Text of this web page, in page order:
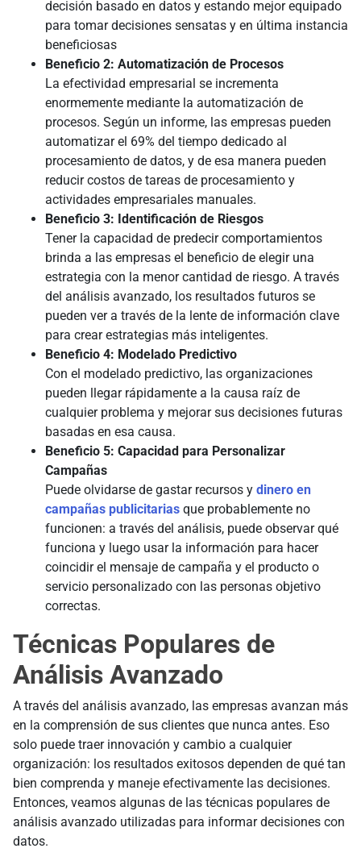
decisión basado en datos y estando mejor equipado
para tomar decisiones sensatas y en última instancia
beneficiosas
Beneficio 2: Automatización de Procesos
La efectividad empresarial se incrementa
enormemente mediante la automatización de
procesos. Según un informe, las empresas pueden
automatizar el 69% del tiempo dedicado al
procesamiento de datos, y de esa manera pueden
reducir costos de tareas de procesamiento y
actividades empresariales manuales.
Beneficio 3: Identificación de Riesgos
Tener la capacidad de predecir comportamientos
brinda a las empresas el beneficio de elegir una
estrategia con la menor cantidad de riesgo. A través
del análisis avanzado, los resultados futuros se
pueden ver a través de la lente de información clave
para crear estrategias más inteligentes.
Beneficio 4: Modelado Predictivo
Con el modelado predictivo, las organizaciones
pueden llegar rápidamente a la causa raíz de
cualquier problema y mejorar sus decisiones futuras
basadas en esa causa.
Beneficio 5: Capacidad para Personalizar
Campañas
Puede olvidarse de gastar recursos y dinero en
campañas publicitarias que probablemente no
funcionen: a través del análisis, puede observar qué
funciona y luego usar la información para hacer
coincidir el mensaje de campaña y el producto o
servicio personalizado con las personas objetivo
correctas.
Técnicas Populares de
Análisis Avanzado
A través del análisis avanzado, las empresas avanzan más
en la comprensión de sus clientes que nunca antes. Eso
solo puede traer innovación y cambio a cualquier
organización: los resultados exitosos dependen de qué tan
bien comprenda y maneje efectivamente las decisiones.
Entonces, veamos algunas de las técnicas populares de
análisis avanzado utilizadas para informar decisiones con
datos.